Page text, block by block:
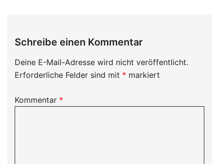
Schreibe einen Kommentar
Deine E-Mail-Adresse wird nicht veröffentlicht.
Erforderliche Felder sind mit * markiert
Kommentar *